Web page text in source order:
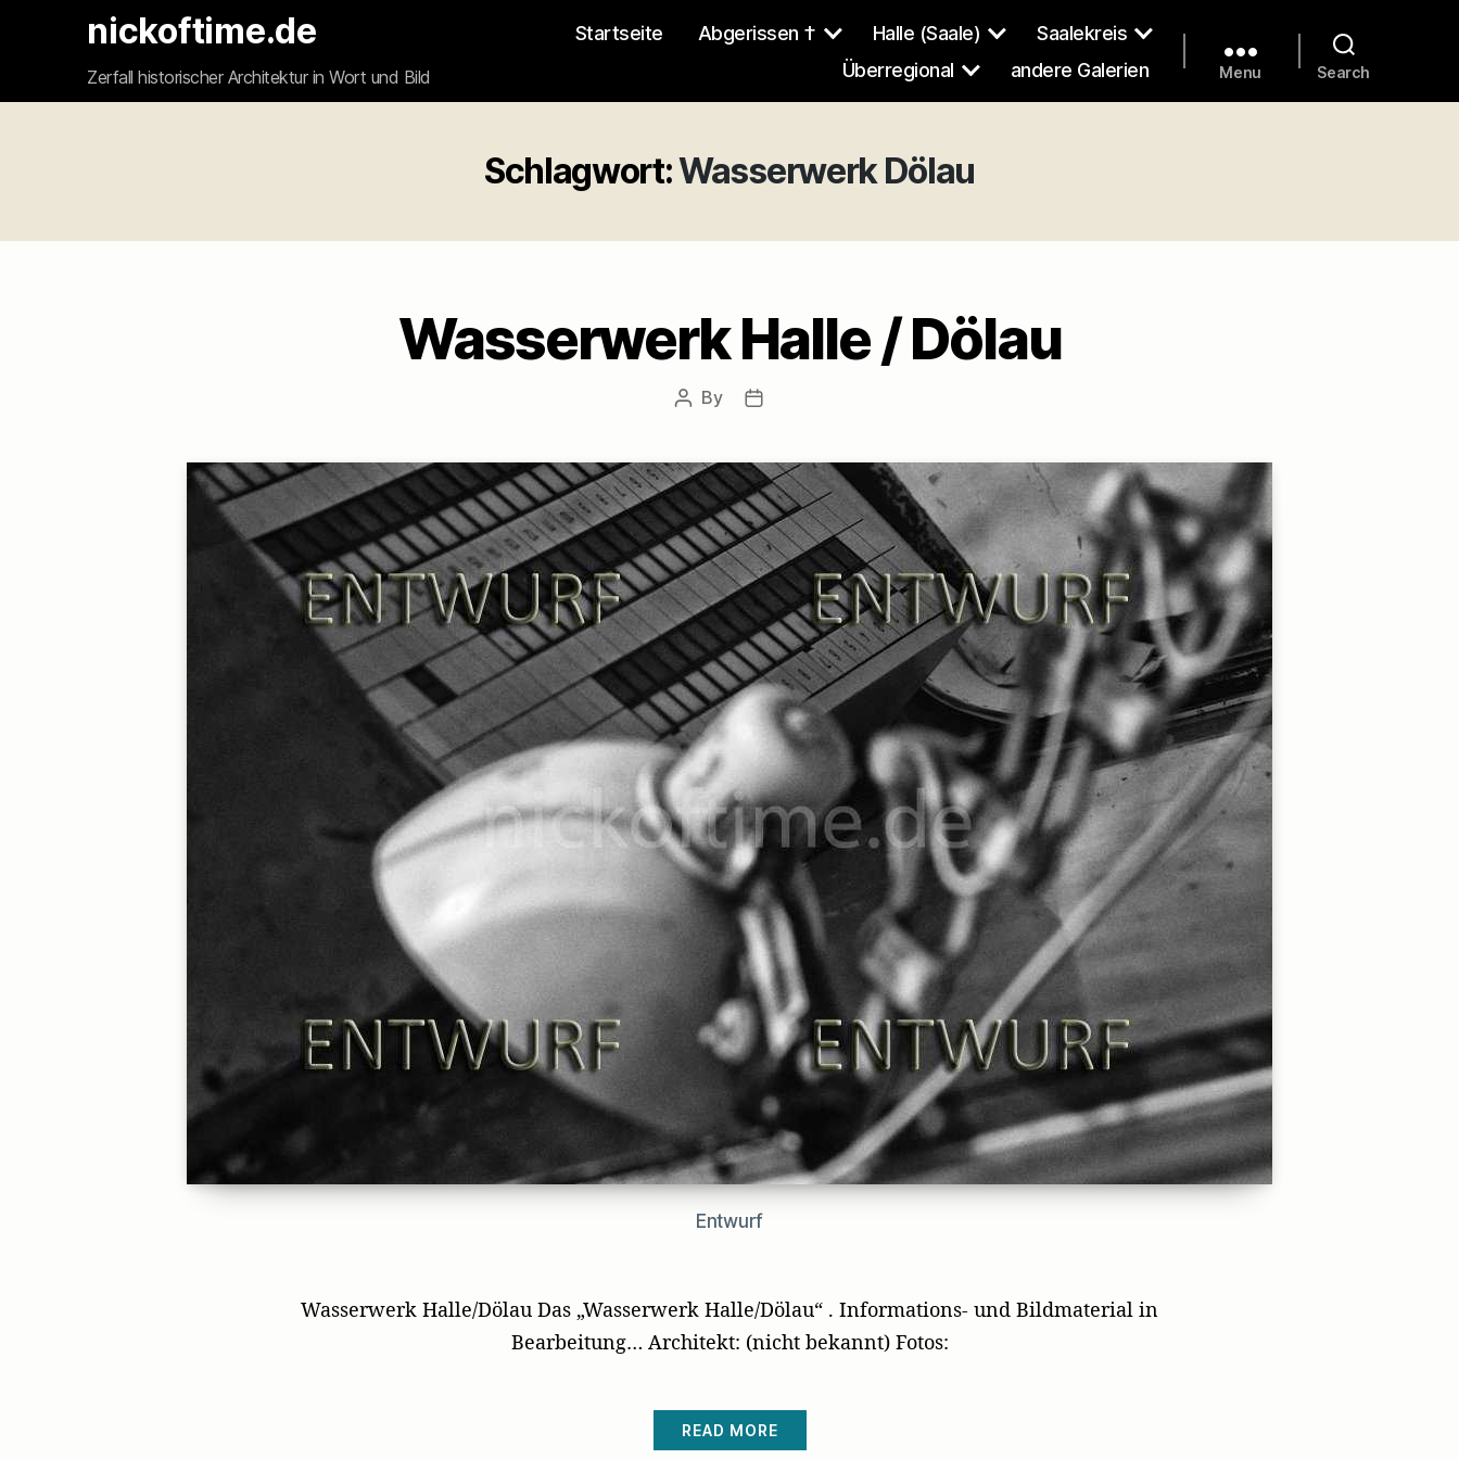
nickoftime.de
Zerfall historischer Architektur in Wort und Bild
Startseite Abgerissen † Halle (Saale)
Saalekreis
Überregional
andere Galerien Menu Search
Schlagwort:Wasserwerk Dölau
Wasserwerk Halle / Dölau
Post
By
Post
Entwurf
Wasserwerk Halle/Dölau Das „Wasserwerk Halle/Dölau“ . Informations- und Bildmaterial in
Bearbeitung… Architekt: (nicht bekannt) Fotos:
READ MORE